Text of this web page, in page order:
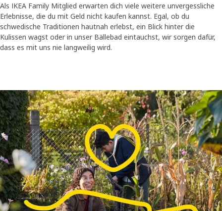
Als IKEA Family Mitglied erwarten dich viele weitere unvergessliche
Erlebnisse, die du mit Geld nicht kaufen kannst. Egal, ob du
schwedische Traditionen hautnah erlebst, ein Blick hinter die
Kulissen wagst oder in unser Bällebad eintauchst, wir sorgen dafür,
dass es mit uns nie langweilig wird.